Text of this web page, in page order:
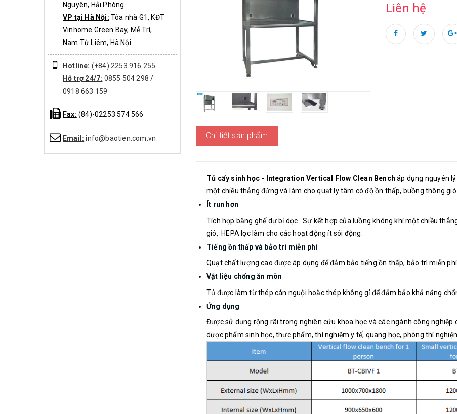
Nguyên, Hải Phòng.
VP tại Hà Nội: Tòa nhà G1, KĐT
Vinhome Green Bay, Mễ Trì,
Nam Từ Liêm, Hà Nội.
Hotline: (+84) 2253 916 255
Hỗ trợ 24/7: 0855 504 298 /
0918 663 159
Fax: (84)-02253 574 566
Email: info@baotien.com.vn
Liên hệ
Chi tiết sản phẩm
Tủ cấy sinh học - Integration Vertical Flow Clean Bench áp dụng nguyên
một chiều thẳng đứng và làm cho quạt ly tâm có độ ồn thấp, buồng thông
Ít run hơn
Tích hợp băng ghế dự bị dọc . Sự kết hợp của luồng không khí một chiều
gió, HEPA lọc làm cho các hoạt động ít sôi động.
Tiếng ồn thấp và bảo trì miễn phí
Quạt chất lượng cao được áp dụng để đảm bảo tiếng ồn thấp, bảo trì miễn
Vật liệu chống ăn mòn
Tủ được làm từ thép cán nguội hoặc thép không gỉ để đảm bảo khả năng
Ứng dụng
Được sử dụng rộng rãi trong nghiên cứu khoa học và các ngành công nghiệp
dược phẩm sinh học, thực phẩm, thí nghiệm y tế, quang học, phòng thí